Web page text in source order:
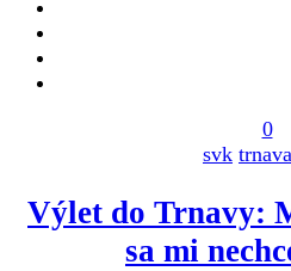
0
svk trnava
Výlet do Trnavy:
sa mi